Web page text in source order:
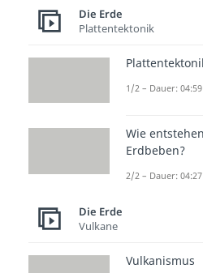
Vergleich
Die Erde
Plattentektonik
1/2 – Dauer: 04:59
Wie entstehen
Erdbeben?
2/2 – Dauer: 04:27
Die Erde
Vulkane
Vulkanismus